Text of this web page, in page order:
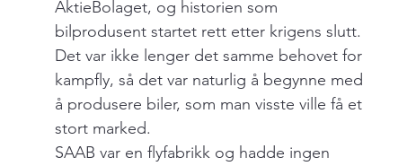
AktieBolaget, og historien som
bilprodusent startet rett etter krigens slutt.
Det var ikke lenger det samme behovet for
kampfly, så det var naturlig å begynne med
å produsere biler, som man visste ville få et
stort marked.
SAAB var en flyfabrikk og hadde ingen